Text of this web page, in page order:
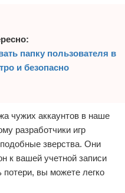
папку пользователя в
и безопасно
чужих аккаунтов в наше
разработчики игр
зверства. Они
к вашей учетной записи
потери, вы можете легко